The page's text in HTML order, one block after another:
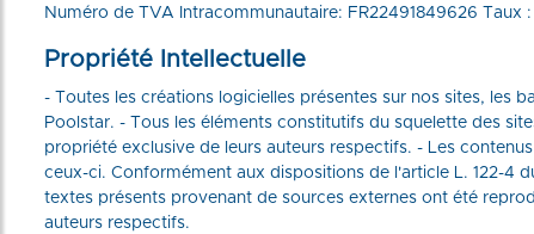
Numéro de TVA Intracommunautaire: FR22491849626 Taux
Propriété Intellectuelle
- Toutes les créations logicielles présentes sur nos sites, les
Poolstar. - Tous les éléments constitutifs du squelette des
propriété exclusive de leurs auteurs respectifs. - Les
ceux-ci. Conformément aux dispositions de l'article L. 122-4
textes présents provenant de sources externes ont été
auteurs respectifs.